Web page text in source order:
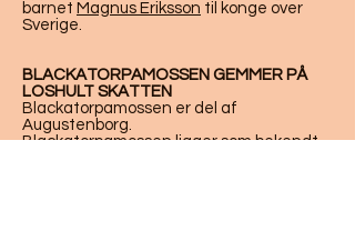
barnet Magnus Eriksson til konge over
Sverige.
BLACKATORPAMOSSEN GEMMER PÅ
LOSHULT SKATTEN
Blackatorpamossen er del af
Augustenborg.
Blackatorpamossen ligger som bekendt